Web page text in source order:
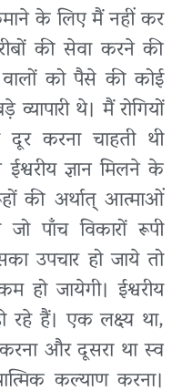
के लिए मैं नहीं कर
की सेवा करने की
वालों को पैसे की कोई
थे। मैं रोगियों
करना चाहती थी
ज्ञान मिलने के
की अर्थात् आत्माओं
पाँच विकारों रूपी
उपचार हो जाये तो
हो जायेगी। ईश्वरीय
रहे हैं। एक लक्ष्य था,
करना और दूसरा था स्व
कल्याण करना।